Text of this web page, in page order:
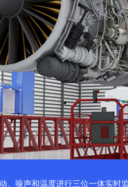
、噪声和温度进行三位一体实时